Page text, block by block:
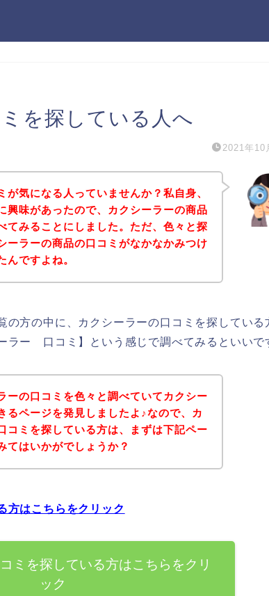
を探している人へ
2021年10
が気になる人っていませんか？私自身、
興味があったので、カクシーラーの商品
てみることにしました。ただ、色々と探
ーラーの商品の口コミがなかなかみつけ
んですよね。
の方の中に、カクシーラーの口コミを探している
ラー 口コミ】という感じで調べてみるといいで
ーの口コミを色々と調べていてカクシー
るページを発見しましたよ♪なので、カ
コミを探している方は、まずは下記ペー
てはいかがでしょうか？
方はこちらをクリック
ミを探している方はこちらをクリ
ック